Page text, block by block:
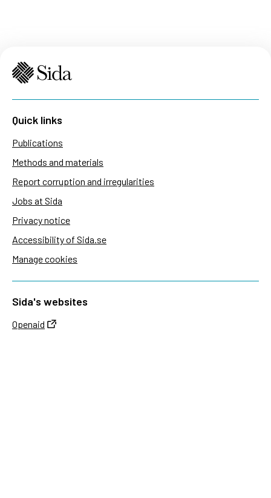
Quick links
Publications
Methods and materials
Report corruption and irregularities
Jobs at Sida
Privacy notice
Accessibility of Sida.se
Manage cookies
Sida's websites
Openaid